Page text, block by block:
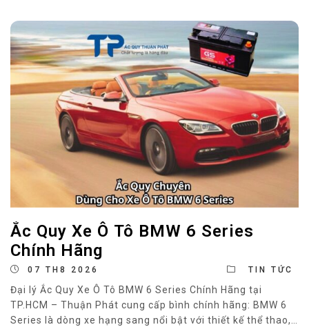
Ắc Quy Xe Ô Tô BMW 6 Series
Chính Hãng
07 TH8 2026 TIN TỨC
Đại lý Ắc Quy Xe Ô Tô BMW 6 Series Chính Hãng tại
TP.HCM – Thuận Phát cung cấp bình chính hãng: BMW 6
Series là dòng xe hạng sang nổi bật với thiết kế thể thao,